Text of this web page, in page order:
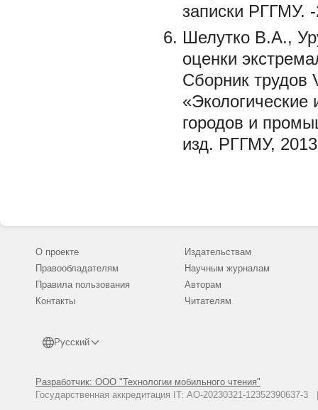
записки РГГМУ.
Шелутко В.А.,
оценки
Сборник
городов и
изд. РГГМУ,
О проекте
Правообладателям
Правила пользования
Контакты
Русский
Разработчик: ООО "Технологии мобильного чтения"
Государственная аккредитация IT: АО-20230321-
Издательствам
Научным журналам
Авторам
Читателям